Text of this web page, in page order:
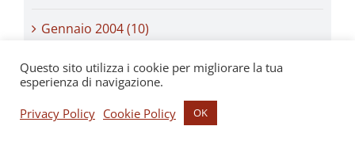
Gennaio 2004 (10)
Dicembre 2003 (16)
Novembre 2003 (13)
Questo sito utilizza i cookie per migliorare la tua
esperienza di navigazione.
Privacy Policy Cookie Policy OK